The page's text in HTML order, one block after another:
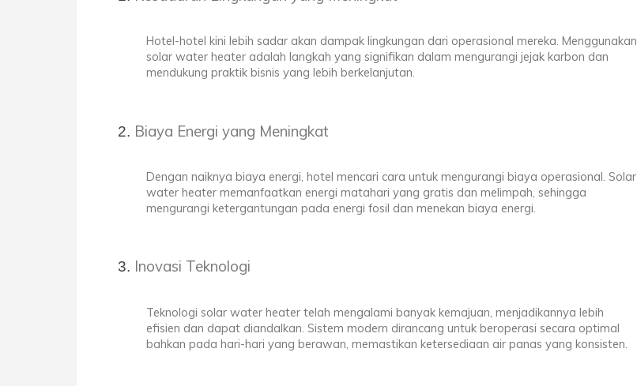
Hotel-hotel kini lebih sadar akan dampak lingkungan dari operasional mereka. Menggunakan
solar water heater adalah langkah yang signifikan dalam mengurangi jejak karbon dan
mendukung praktik bisnis yang lebih berkelanjutan.
Biaya Energi yang Meningkat
Dengan naiknya biaya energi, hotel mencari cara untuk mengurangi biaya operasional. Solar
water heater memanfaatkan energi matahari yang gratis dan melimpah, sehingga
mengurangi ketergantungan pada energi fosil dan menekan biaya energi.
Inovasi Teknologi
Teknologi solar water heater telah mengalami banyak kemajuan, menjadikannya lebih
efisien dan dapat diandalkan. Sistem modern dirancang untuk beroperasi secara optimal
bahkan pada hari-hari yang berawan, memastikan ketersediaan air panas yang konsisten.